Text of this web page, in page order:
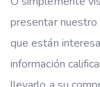
presentar
que están
información